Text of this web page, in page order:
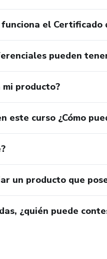
funciona el
pueden
mi producto?
este curso ¿Cómo
un producto que
¿quién puede